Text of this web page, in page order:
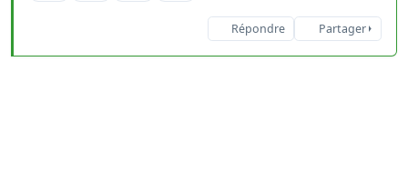
Répondre Partager